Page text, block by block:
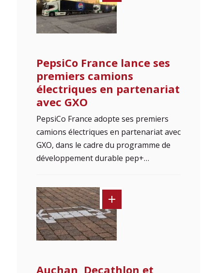
PepsiCo France lance ses
premiers camions
électriques en partenariat
avec GXO
PepsiCo France adopte ses premiers
camions électriques en partenariat avec
GXO, dans le cadre du programme de
développement durable pep+…
Auchan, Decathlon et